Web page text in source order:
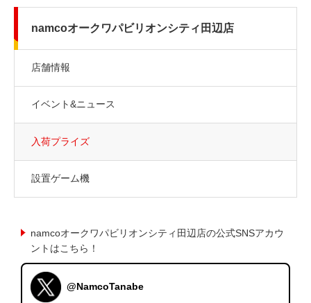
namcoオークワパビリオンシティ田辺店
店舗情報
イベント&ニュース
入荷プライズ
設置ゲーム機
namcoオークワパビリオンシティ田辺店の公式SNSアカウ
ントはこちら！
@NamcoTanabe